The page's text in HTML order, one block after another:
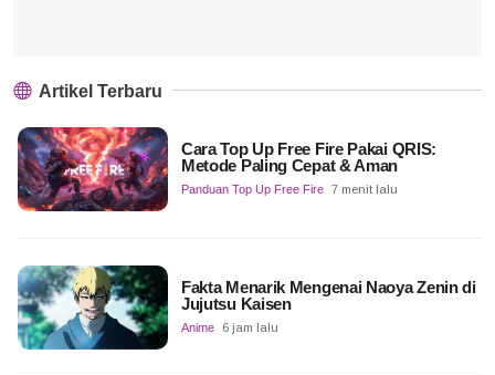
Artikel Terbaru
Cara Top Up Free Fire Pakai QRIS:
Metode Paling Cepat & Aman
Panduan Top Up Free Fire 7 menit lalu
Fakta Menarik Mengenai Naoya Zenin di
Jujutsu Kaisen
Anime 6 jam lalu